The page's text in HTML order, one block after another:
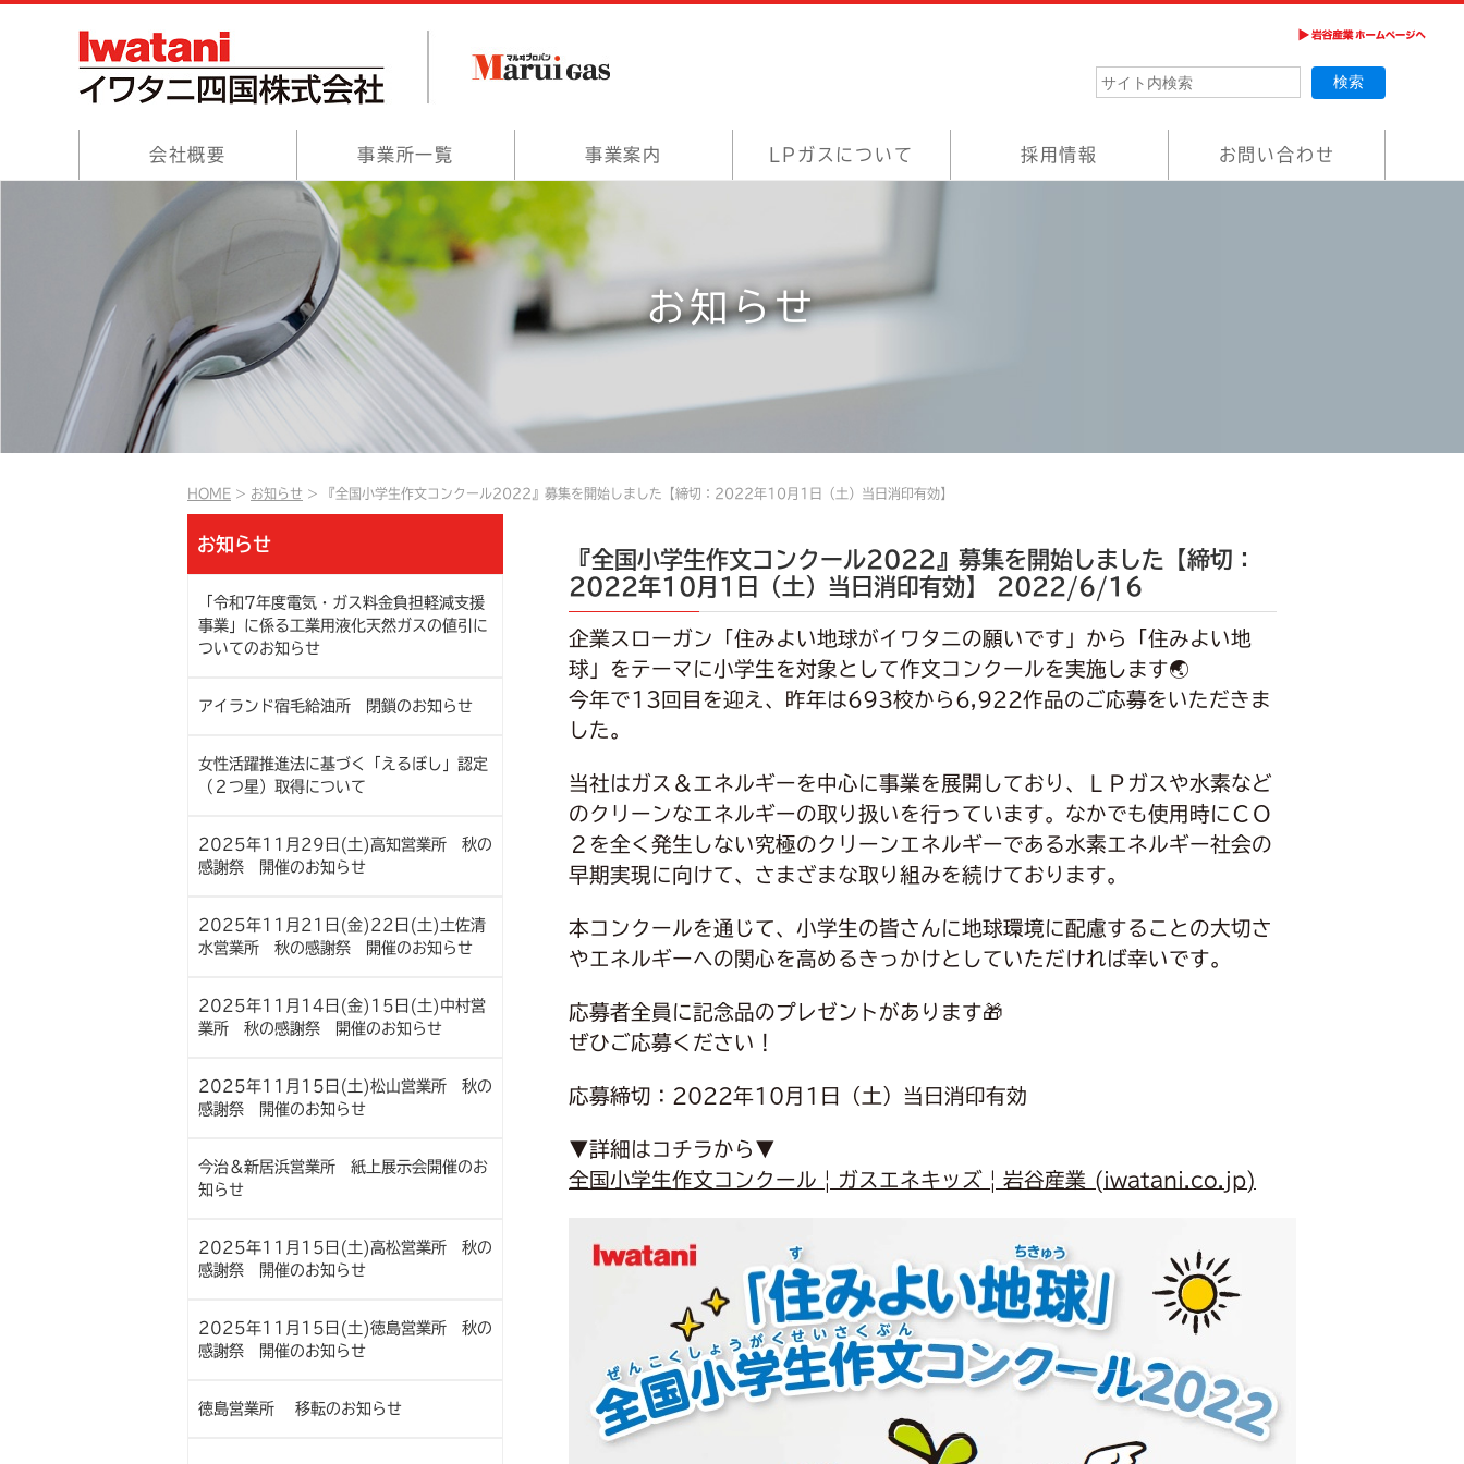
会社概要 事業所一覧 事業案内 LPガスについて 採用情報 お問い合わせ
お知らせ
HOME お知らせ 『全国小学生作文コンクール2022』募集を開始しました【締切：2022年10月1日（土）当日消印有効】
お知らせ
「令和7年度電気・ガス料金負担軽減支援
事業」に係る工業用液化天然ガスの値引に
ついてのお知らせ
アイランド宿毛給油所 閉鎖のお知らせ
女性活躍推進法に基づく「えるぼし」認定
（２つ星）取得について
2025年11月29日(土)高知営業所 秋の
感謝祭 開催のお知らせ
2025年11月21日(金)22日(土)土佐清
水営業所 秋の感謝祭 開催のお知らせ
2025年11月14日(金)15日(土)中村営
業所 秋の感謝祭 開催のお知らせ
2025年11月15日(土)松山営業所 秋の
感謝祭 開催のお知らせ
今治＆新居浜営業所 紙上展示会開催のお
知らせ
2025年11月15日(土)高松営業所 秋の
感謝祭 開催のお知らせ
2025年11月15日(土)徳島営業所 秋の
感謝祭 開催のお知らせ
徳島営業所 移転のお知らせ
『全国小学生作文コンクール2022』募集を開始しました【締切：
2022年10月1日（土）当日消印有効】
2022/6/16
企業スローガン「住みよい地球がイワタニの願いです」から「住みよい地
球」をテーマに小学生を対象として作文コンクールを実施します🌏
今年で13回目を迎え、昨年は693校から6,922作品のご応募をいただきま
した。
当社はガス＆エネルギーを中心に事業を展開しており、ＬＰガスや水素など
のクリーンなエネルギーの取り扱いを行っています。なかでも使用時にＣＯ
２を全く発生しない究極のクリーンエネルギーである水素エネルギー社会の
早期実現に向けて、さまざまな取り組みを続けております。
本コンクールを通じて、小学生の皆さんに地球環境に配慮することの大切さ
やエネルギーへの関心を高めるきっかけとしていただければ幸いです。
応募者全員に記念品のプレゼントがあります🎁
ぜひご応募ください！
応募締切：2022年10月1日（土）当日消印有効
▼詳細はコチラから▼
全国小学生作文コンクール | ガスエネキッズ | 岩谷産業 (iwatani.co.jp)